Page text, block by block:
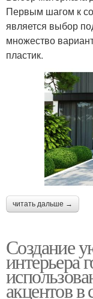
Первым шагом к
является выбор
множество
пластик.
читать дальше →
Создание
интерьера
акцентов в